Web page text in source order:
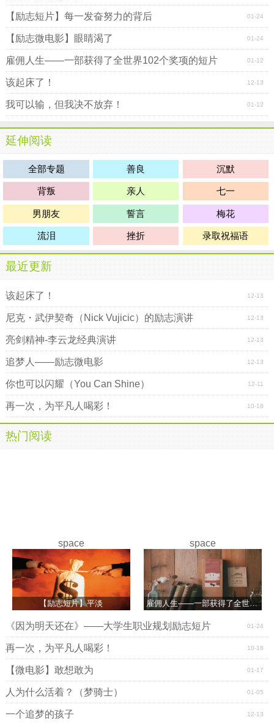
01-24
【励志短片】每一发奋努力的背后
01-24
【励志微电影】眼睛渴了
01-12
雇佣人生――一部获得了全世界102个奖项的短片
12-13
该起床了！
01-12
我可以输，但我决不放弃！
延伸阅读
全部专题 善良 沉默
背叛 亲人 七一
男朋友 誓言 梅花
流泪 挫折 录取祝福语
最近更新
12-13
该起床了！
12-13
尼克・武伊契奇（Nick Vujicic）的励志演讲
12-13
亮剑精神-李云龙经典演讲
12-13
追梦人――励志微电影
12-11
你也可以闪耀（You Can Shine）
10-18
再一次，为平凡人喝彩！
热门阅读
space
【励志短片】平淡
space
雇佣人生――一部获得了全世界102个奖项的短片
01-24
《因为明天还在》――大学生职业规划励志短片
10-18
再一次，为平凡人喝彩！
01-17
【微电影】敢想敢为
01-05
人为什么活着？（梦骑士）
12-13
一个追梦的孩子